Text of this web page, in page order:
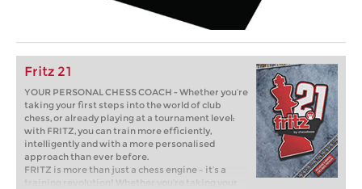
Fritz 21
YOUR PERSONAL CHESS COACH - Whether you’re
taking your first steps into the world of club
chess, or already playing at a tournament level:
with FRITZ, you can train more efficiently,
intelligently and with a more personalised
approach than ever before.
FRITZ is more than just a chess engine – it’s a
training revolution! Whether you’re taking your